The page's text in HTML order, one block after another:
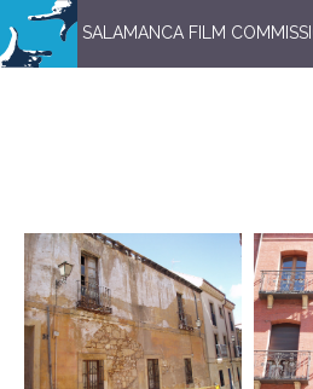
SALAMANCA FILM